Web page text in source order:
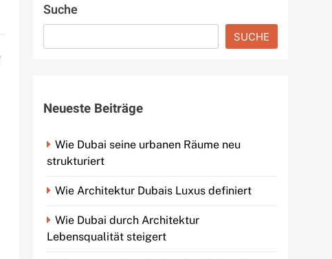
Suche
SUCHE
Neueste Beiträge
Wie Dubai seine urbanen Räume neu
strukturiert
Wie Architektur Dubais Luxus definiert
Wie Dubai durch Architektur
Lebensqualität steigert